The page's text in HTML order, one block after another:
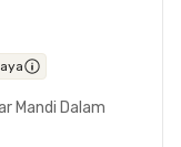
Mandi Dalam